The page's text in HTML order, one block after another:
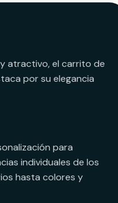
atractivo, el carrito de
por su elegancia
para
individuales de los
hasta colores y